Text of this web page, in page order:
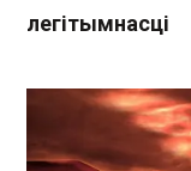
легітымнасці